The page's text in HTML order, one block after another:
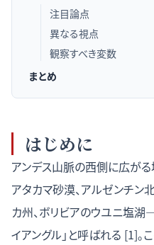
注目論点
異なる視点
観察すべき変数
まとめ
はじめに
アンデス山脈の西側に広が
アタカマ砂漠、アルゼンチン
カ州、ボリビアのウユニ塩湖
イアングル」と呼ばれる [1]